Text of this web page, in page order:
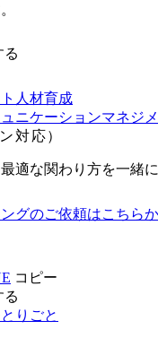
る
人材育成
ニケーションマネジ
対応）
適な関わり方を一緒
グのご依頼はこちら
コピー
る
りごと